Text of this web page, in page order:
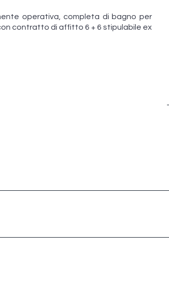
operativa, completa di bagno per
contratto di affitto 6 + 6 stipulabile ex